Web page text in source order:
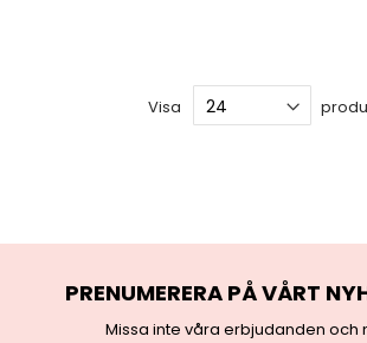
Visa
PRENUMERERA PÅ VÅRT
Missa inte våra erbjudanden och